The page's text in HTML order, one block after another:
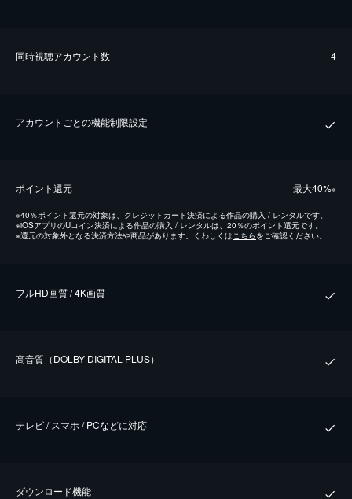
同時視聴アカウント数 4
アカウントごとの機能制限設定
ポイント還元 最⼤40%※
※40％ポイント還元の対象は、クレジットカード決済による作品の購入 / レンタルです。
※iOSアプリのUコイン決済による作品の購入 / レンタルは、20％のポイント還元です。
※還元の対象外となる決済方法や商品があります。くわしくはこちらをご確認ください。
フルHD画質 / 4K画質
⾼⾳質（DOLBY DIGITAL PLUS）
テレビ / スマホ / PCなどに対応
ダウンロード機能